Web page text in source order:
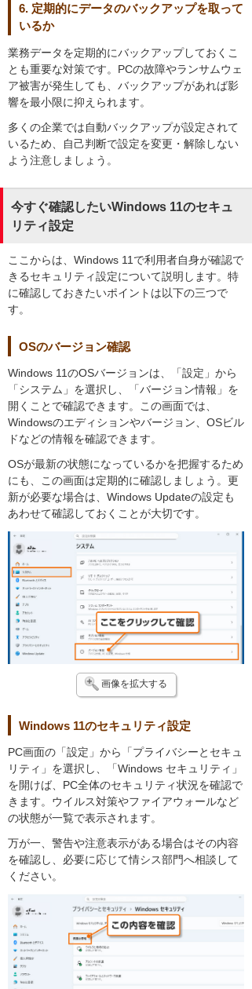
6. 定期的にデータのバックアップを取って
いるか
業務データを定期的にバックアップしておくこ
とも重要な対策です。PCの故障やランサムウェ
ア被害が発生しても、バックアップがあれば影
響を最小限に抑えられます。
多くの企業では自動バックアップが設定されて
いるため、自己判断で設定を変更・解除しない
よう注意しましょう。
今すぐ確認したいWindows 11のセキュ
リティ設定
ここからは、Windows 11で利用者自身が確認で
きるセキュリティ設定について説明します。特
に確認しておきたいポイントは以下の三つで
す。
OSのバージョン確認
Windows 11のOSバージョンは、「設定」から
「システム」を選択し、「バージョン情報」を
開くことで確認できます。この画面では、
Windowsのエディションやバージョン、OSビル
ドなどの情報を確認できます。
OSが最新の状態になっているかを把握するため
にも、この画面は定期的に確認しましょう。更
新が必要な場合は、Windows Updateの設定も
あわせて確認しておくことが大切です。
画像を拡大する
Windows 11のセキュリティ設定
PC画面の「設定」から「プライバシーとセキュ
リティ」を選択し、「Windows セキュリティ」
を開けば、PC全体のセキュリティ状況を確認で
きます。ウイルス対策やファイアウォールなど
の状態が一覧で表示されます。
万が一、警告や注意表示がある場合はその内容
を確認し、必要に応じて情シス部門へ相談して
ください。